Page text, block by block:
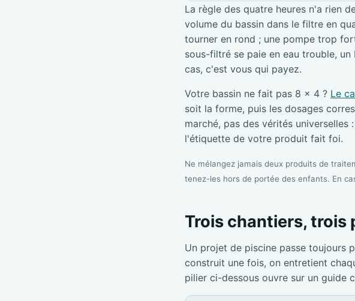
La règle des quatre heures n'a rien
volume du bassin dans le filtre en
tourner en rond ; une pompe trop
sous-filtré se paie en eau trouble,
cas, c'est vous qui payez.
Votre bassin ne fait pas 8 × 4 ? Le
soit la forme, puis les dosages
marché, pas des vérités
l'étiquette de votre produit fait foi.
Ne mélangez jamais deux produits de
tenez-les hors de portée des enfants. En
Trois chantiers, trois
Un projet de piscine passe toujours
construit une fois, on entretient
pilier ci-dessous ouvre sur un guide